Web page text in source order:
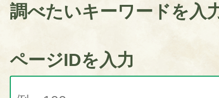
調べたいキーワードを入
ページIDを入力